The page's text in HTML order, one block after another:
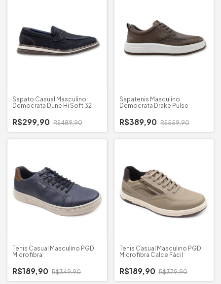
Sapato Casual Masculino
Democrata Dune Hi Soft 32
R$299,90 R$489,90
Sapatenis Masculino
Democrata Drake Pulse
R$389,90 R$559,90
Tenis Casual Masculino PGD
Microfibra
R$189,90 R$349,90
Tenis Casual Masculino PGD
Microfibra Calce Fácil
R$189,90 R$379,90